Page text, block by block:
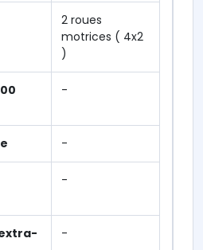
2 roues
motrices ( 4x2
)
-
-
-
-